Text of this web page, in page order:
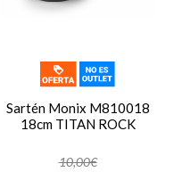
Sartén Monix M810018
18cm TITAN ROCK
10,00€